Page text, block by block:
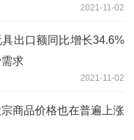
2021-11-02
出口额同比增长34.6%
求
2021-11-02
商品价格也在普遍上涨